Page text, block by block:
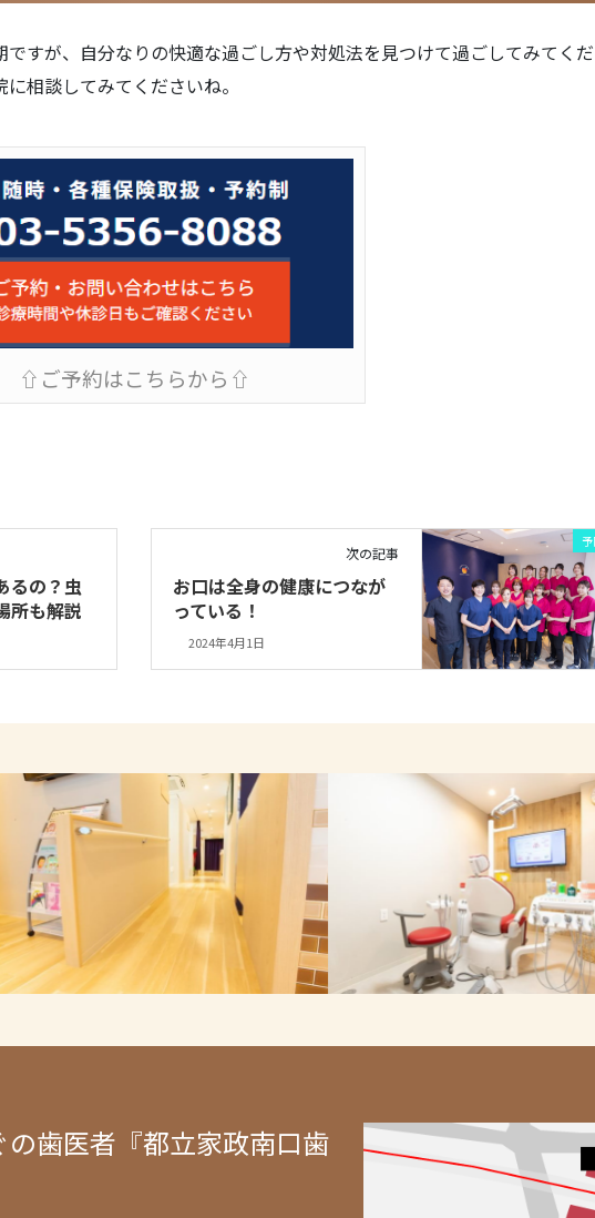
すが、自分なりの快適な過ごし方や対処法を見つけて過ごしてみてく
相談してみてくださいね。
⇧ご予約はこちらから⇧
るの？虫
所も解説
次の記事
お口は全身の健康につなが
っている！
2024年4月1日
歯医者『都立家政南口歯